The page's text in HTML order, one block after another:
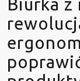
Biurka z